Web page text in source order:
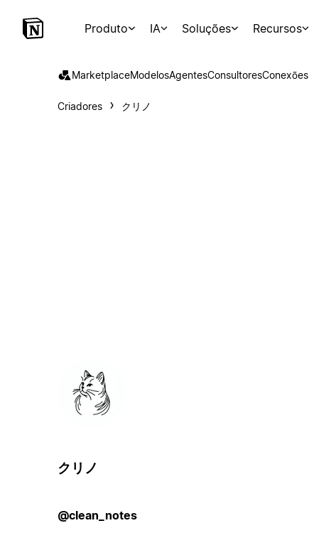
Produto IA Soluções Recursos
MarketplaceModelosAgentesConsultoresConexões
Criadores クリノ
クリノ
@clean_notes